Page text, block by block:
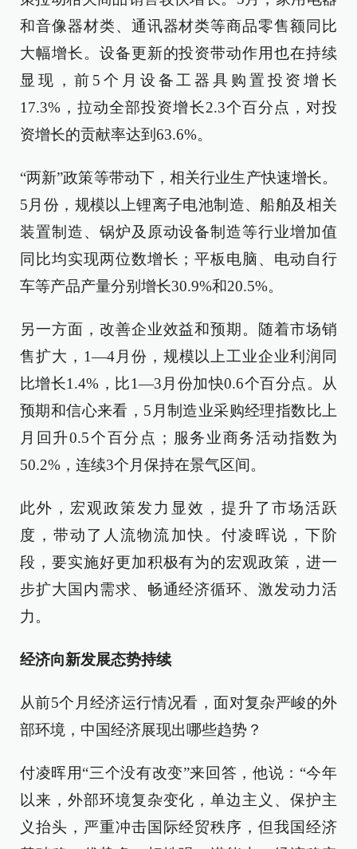
和音像器材类、通讯器材类等商品零售额同比
大幅增长。设备更新的投资带动作用也在持续
显现，前5个月设备工器具购置投资增长
17.3%，拉动全部投资增长2.3个百分点，对投
资增长的贡献率达到63.6%。
“两新”政策等带动下，相关行业生产快速增长。
5月份，规模以上锂离子电池制造、船舶及相关
装置制造、锅炉及原动设备制造等行业增加值
同比均实现两位数增长；平板电脑、电动自行
车等产品产量分别增长30.9%和20.5%。
另一方面，改善企业效益和预期。随着市场销
售扩大，1—4月份，规模以上工业企业利润同
比增长1.4%，比1—3月份加快0.6个百分点。从
预期和信心来看，5月制造业采购经理指数比上
月回升0.5个百分点；服务业商务活动指数为
50.2%，连续3个月保持在景气区间。
此外，宏观政策发力显效，提升了市场活跃
度，带动了人流物流加快。付凌晖说，下阶
段，要实施好更加积极有为的宏观政策，进一
步扩大国内需求、畅通经济循环、激发动力活
力。
经济向新发展态势持续
从前5个月经济运行情况看，面对复杂严峻的外
部环境，中国经济展现出哪些趋势？
付凌晖用“三个没有改变”来回答，他说：“今年
以来，外部环境复杂变化，单边主义、保护主
义抬头，严重冲击国际经贸秩序，但我国经济